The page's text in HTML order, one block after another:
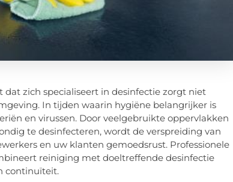
zich specialiseert in desinfectie zorgt niet
In tijden waarin hygiëne belangrijker is
en virussen. Door veelgebruikte oppervlakken
te desinfecteren, wordt de verspreiding van
en uw klanten gemoedsrust. Professionele
reiniging met doeltreffende desinfectie
continuïteit.